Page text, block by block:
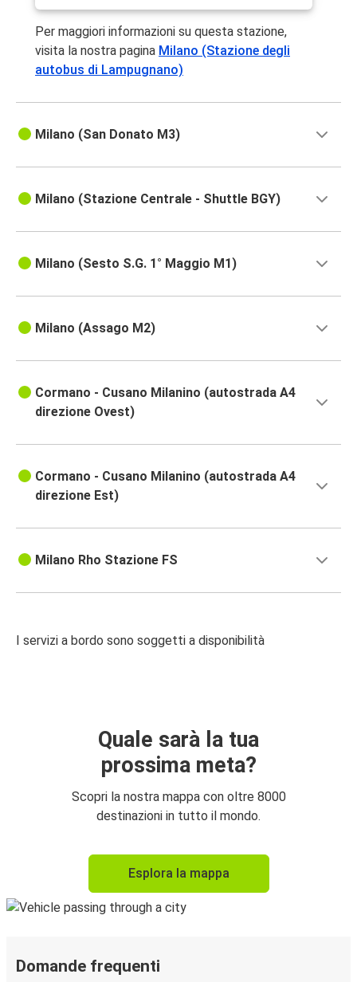
Per maggiori informazioni su questa stazione,
visita la nostra pagina Milano (Stazione degli
autobus di Lampugnano)
Milano (San Donato M3)
Milano (Stazione Centrale - Shuttle BGY)
Milano (Sesto S.G. 1° Maggio M1)
Milano (Assago M2)
Cormano - Cusano Milanino (autostrada A4
direzione Ovest)
Cormano - Cusano Milanino (autostrada A4
direzione Est)
Milano Rho Stazione FS
I servizi a bordo sono soggetti a disponibilità
Quale sarà la tua
prossima meta?
Scopri la nostra mappa con oltre 8000
destinazioni in tutto il mondo.
Esplora la mappa
Domande frequenti